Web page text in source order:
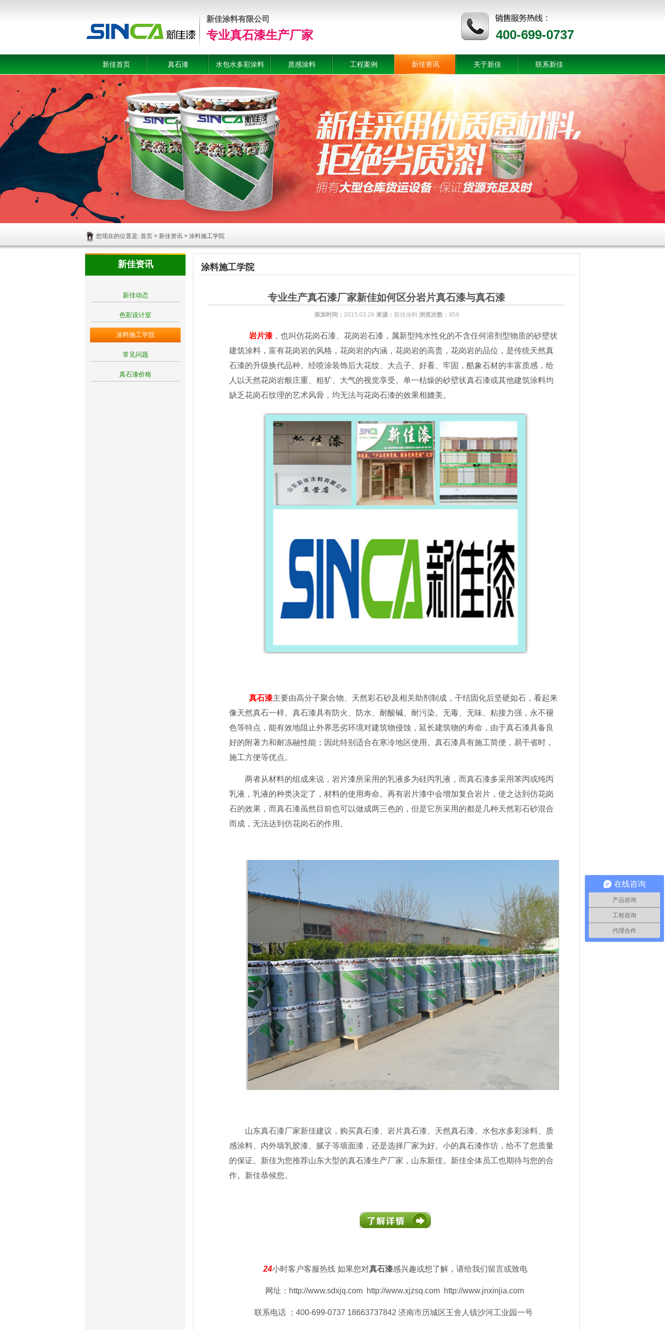
新佳涂料有限公司
专业真石漆生产厂家 400-699-0737
新佳首页 真石漆 水包水多彩涂料 质感涂料 工程案例 新佳资讯 关于新佳 联系新佳
您现在的位置是: 首页 > 新佳资讯 > 涂料施工学院
新佳资讯
新佳动态
色彩设计室
涂料施工学院
常见问题
真石漆价格
涂料施工学院
专业生产真石漆厂家新佳如何区分岩片真石漆与真石漆
添加时间： 2015.03.26 来源： 新佳涂料 浏览次数： 959
岩片漆 ，也叫仿花岗石漆、花岗岩石漆，属新型纯水性化的不含任何溶剂型物质的砂壁状
建筑涂料，富有花岗岩的风格，花岗岩的内涵，花岗岩的高贵，花岗岩的品位，是传统天然真
石漆的升级换代品种。经喷涂装饰后大花纹、大点子、好看、牢固，酷象石材的丰富质感，给
人以天然花岗岩般庄重、粗犷、大气的视觉享受。单一枯燥的砂壁状真石漆或其他建筑涂料均
缺乏花岗石纹理的艺术风骨，均无法与花岗石漆的效果相媲美。
真石漆主要由高分子聚合物、天然彩石砂及相关助剂制成，干结固化后坚硬如石，看起来
像天然真石一样。真石漆具有防火、防水、耐酸碱、耐污染。无毒、无味、粘接力强，永不褪
色等特点，能有效地阻止外界恶劣环境对建筑物侵蚀，延长建筑物的寿命，由于真石漆具备良
好的附著力和耐冻融性能；因此特别适合在寒冷地区使用。真石漆具有施工简便，易干省时，
施工方便等优点。
两者从材料的组成来说，岩片漆所采用的乳液多为硅丙乳液，而真石漆多采用苯丙或纯丙
乳液，乳液的种类决定了，材料的使用寿命。再有岩片漆中会增加复合岩片，使之达到仿花岗
石的效果，而真石漆虽然目前也可以做成两三色的，但是它所采用的都是几种天然彩石砂混合
而成，无法达到仿花岗石的作用。
山东真石漆厂家新佳建议，购买真石漆 、岩片真石漆、天然真石漆、水包水多彩涂料、质
感涂料、内外墙乳胶漆、腻子等墙面漆，还是选择厂家为好。小的真石漆作坊，给不了您质量
的保证。新佳为您推荐山东大型的真石漆生产厂家，山东新佳。新佳全体员工也期待与您的合
作。新佳恭候您。
24小时客户客服热线 如果您对真石漆感兴趣或想了解，请给我们留言或致电
网址：http://www.sdxjq.com http://www.xjzsq.com http://www.jnxinjia.com
联系电话 ：400-699-0737 18663737842 济南市历城区王舍人镇沙河工业园一号
在线咨询
产品咨询
工程咨询
代理合作